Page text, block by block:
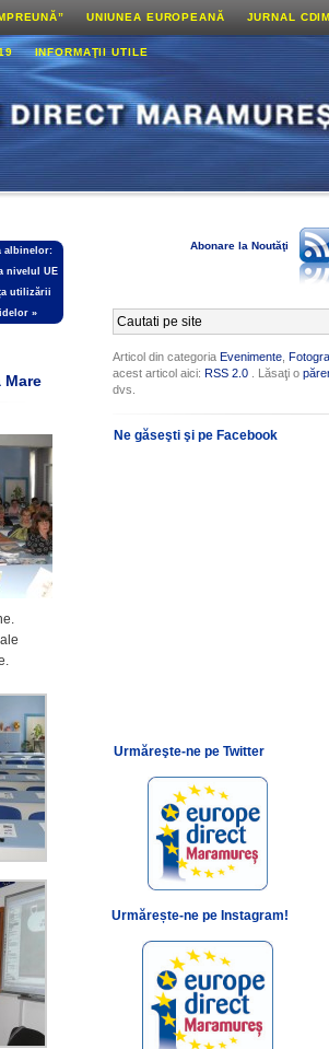
UNIUNEA EUROPEANĂ JURNAL
INFORMAŢII UTILE
albinelor:
nivelul UE
utilizării
»
Mare
Abonare la Noutăţi
Articol din categoriaEvenimente ,
acest articol aici:RSS 2.0 . Lăsaţi o
dvs.
Ne găseşti şi pe Facebook
Urmăreşte-ne pe Twitter
Urmărește-ne pe Instagram!